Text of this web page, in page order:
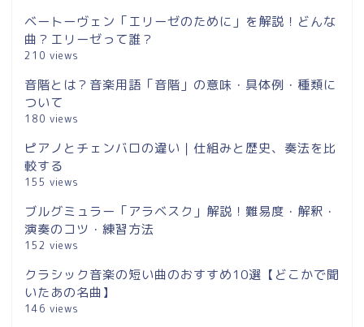
ベートーヴェン「エリーゼのために」を解説！どんな
曲？エリーゼって誰？
210 views
音階とは？音楽用語「音階」の意味・具体例・種類に
ついて
180 views
ピアノとチェンバロの違い｜仕組みと歴史、奏法を比
較する
155 views
ブルグミュラー「アラベスク」解説！難易度・解釈・
演奏のコツ・練習方法
152 views
クラシック音楽の短い曲のおすすめ10選【どこかで聞
いたあの名曲】
146 views